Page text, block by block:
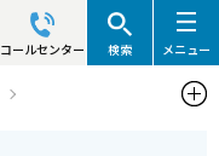
コールセンター 検索 メニュー